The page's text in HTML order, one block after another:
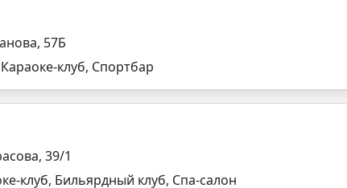
57Б
клуб, Спортбар
39/1
клуб, Бильярдный клуб, Спа-салон